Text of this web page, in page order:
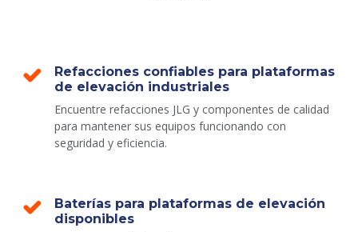
Refacciones confiables para plataformas
de elevación industriales
Encuentre refacciones JLG y componentes de calidad
para mantener sus equipos funcionando con
seguridad y eficiencia.
Baterías para plataformas de elevación
disponibles